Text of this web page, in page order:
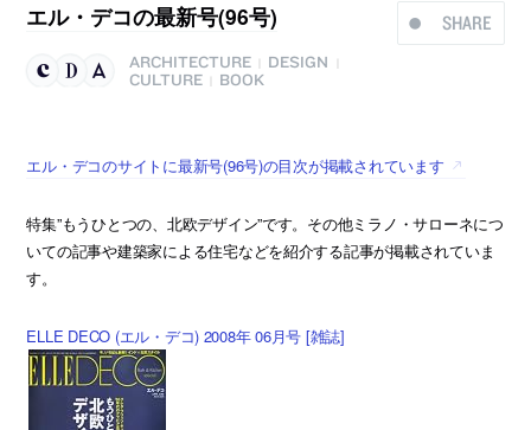
SHARE
エル・デコの最新号(96号)
ARCHITECTURE DESIGN
CULTURE BOOK
エル・デコのサイトに最新号(96号)の目次が掲載されています
特集”もうひとつの、北欧デザイン”です。その他ミラノ・サローネにつ
いての記事や建築家による住宅などを紹介する記事が掲載されていま
す。
ELLE DECO (エル・デコ) 2008年 06月号 [雑誌]